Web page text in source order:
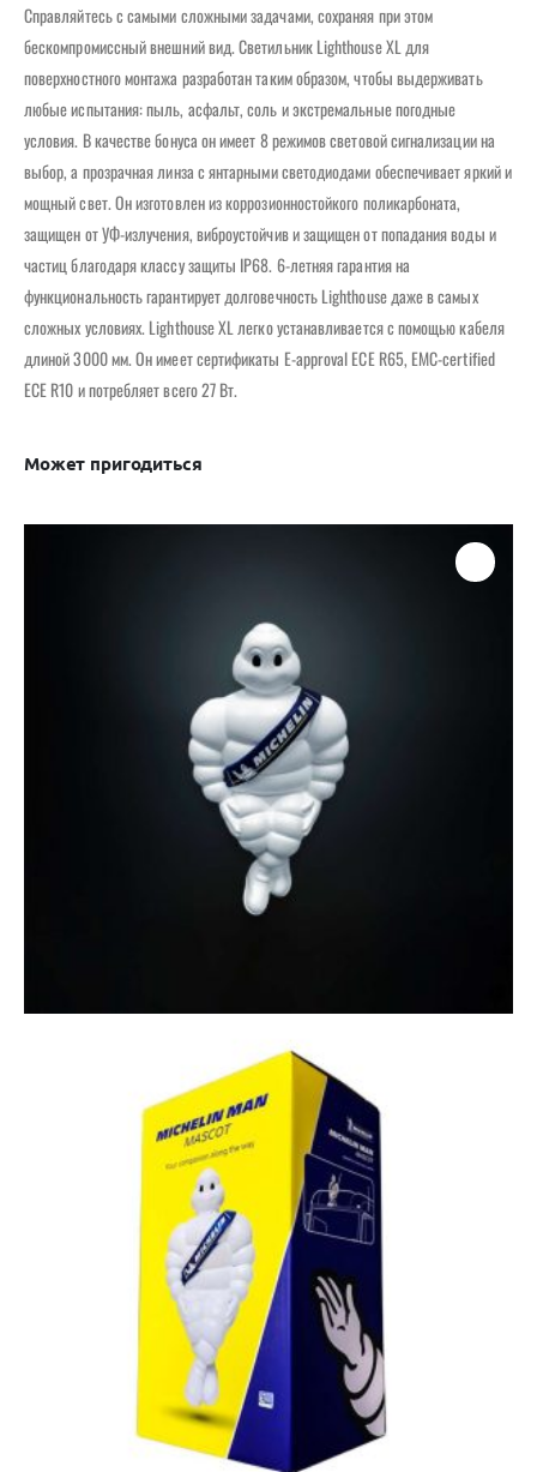
Справляйтесь с самыми сложными задачами, сохраняя при этом
бескомпромиссный внешний вид. Светильник Lighthouse XL для
поверхностного монтажа разработан таким образом, чтобы выдерживать
любые испытания: пыль, асфальт, соль и экстремальные погодные
условия. В качестве бонуса он имеет 8 режимов световой сигнализации на
выбор, а прозрачная линза с янтарными светодиодами обеспечивает яркий и
мощный свет. Он изготовлен из коррозионностойкого поликарбоната,
защищен от УФ-излучения, виброустойчив и защищен от попадания воды и
частиц благодаря классу защиты IP68. 6-летняя гарантия на
функциональность гарантирует долговечность Lighthouse даже в самых
сложных условиях. Lighthouse XL легко устанавливается с помощью кабеля
длиной 3000 мм. Он имеет сертификаты E-approval ECE R65, EMC-certified
ECE R10 и потребляет всего 27 Вт.
Может пригодиться